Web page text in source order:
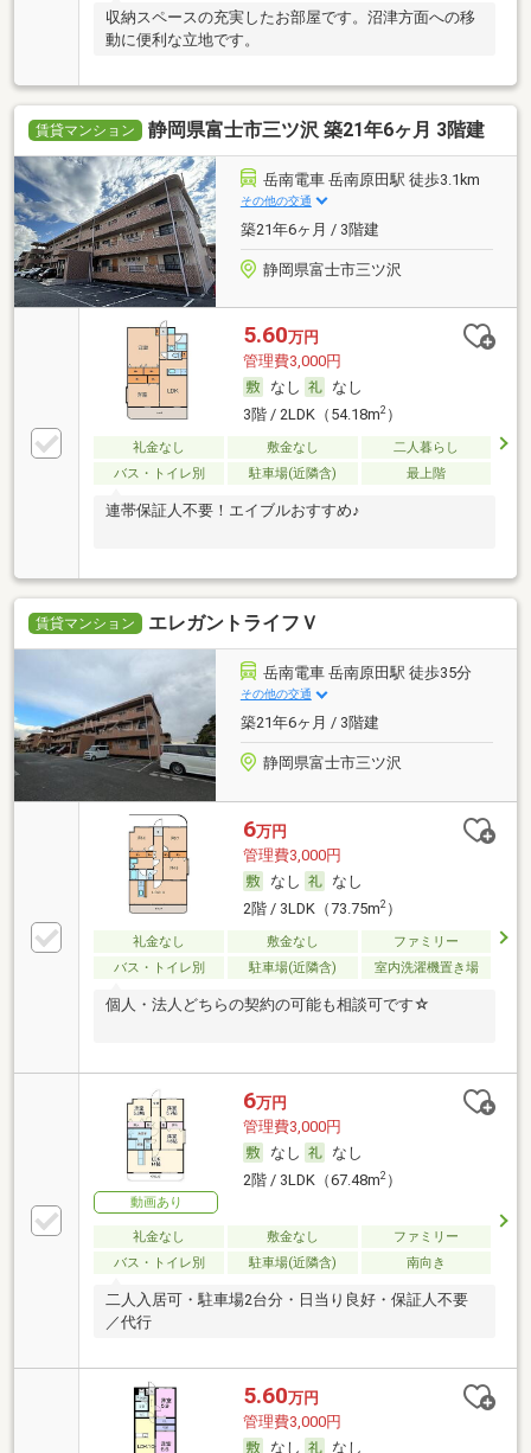
収納スペースの充実したお部屋です。沼津方面への移
動に便利な立地です。
賃貸マンション 静岡県富士市三ツ沢 築21年6ヶ月 3階建
岳南電車 岳南原田駅 徒歩3.1km
その他の交通
築21年6ヶ月 / 3階建
静岡県富士市三ツ沢
5.60万円
管理費3,000円
なし
なし
3階 / 2LDK（54.18m2）
礼金なし 敷金なし
二人暮らし
バス・トイレ別
駐車場(近隣含) 最上階
連帯保証人不要！エイブルおすすめ♪
賃貸マンション エレガントライフＶ
岳南電車 岳南原田駅 徒歩35分
その他の交通
築21年6ヶ月 / 3階建
静岡県富士市三ツ沢
6万円
管理費3,000円
なし
なし
2階 / 3LDK（73.75m2）
礼金なし 敷金なし
ファミリー
バス・トイレ別
駐車場(近隣含) 室内洗濯機置き場
個人・法人どちらの契約の可能も相談可です☆
動画あり
6万円
管理費3,000円
なし
なし
2階 / 3LDK（67.48m2）
礼金なし 敷金なし
ファミリー
バス・トイレ別
駐車場(近隣含) 南向き
二人入居可・駐車場2台分・日当り良好・保証人不要
／代行
5.60万円
管理費3,000円
なし
なし